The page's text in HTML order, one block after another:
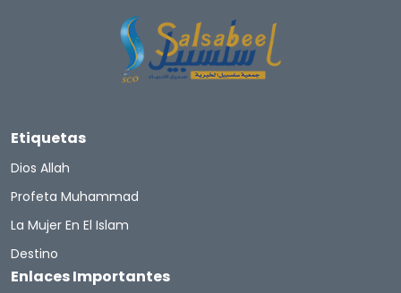
Etiquetas
Dios Allah
Profeta Muhammad
La Mujer En El Islam
Destino
Enlaces Importantes